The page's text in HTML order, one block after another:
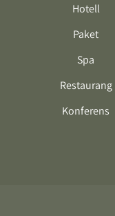
Hotell
Paket
Spa
Restaurang
Konferens